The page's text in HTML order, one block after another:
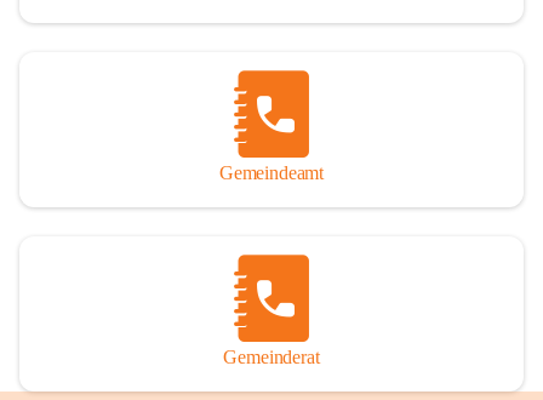
Gemeindeamt
Gemeinderat